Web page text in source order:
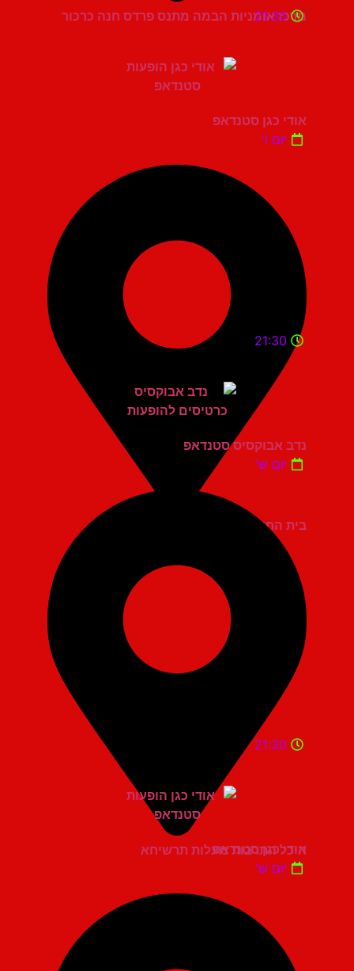
מרכז אומניות הבמה מתנס פרדס חנה כרכור
21:30
אודי כגן סטנדאפ
יום ו'
בית החייל תל אביב
21:30
נדב אבוקסיס סטנדאפ
יום ש'
היכל התרבות מעלות תרשיחא
21:30
אודי כגן סטנדאפ
יום ש'